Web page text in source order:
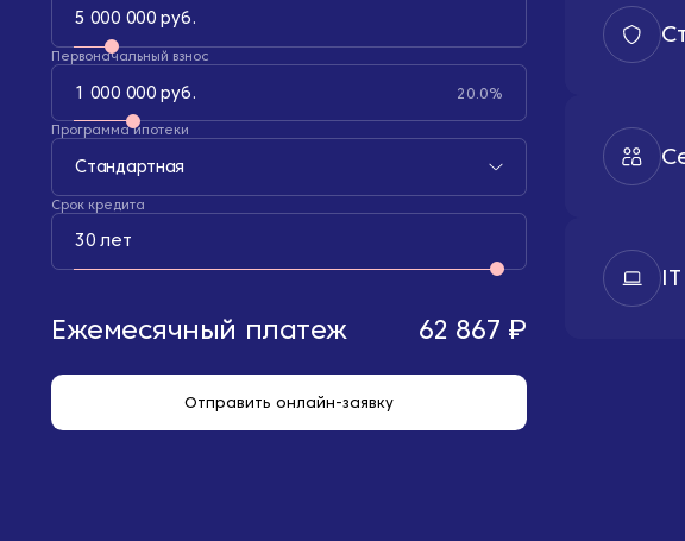
5 000 000 руб.
Первоначальный взнос
1 000 000 руб. 20.0%
Программа ипотеки
Стандартная
Срок кредита
30 лет
Ежемесячный платеж 62 867 ₽
Отправить онлайн-заявку